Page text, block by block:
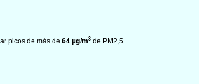
picos de más de 64 µg/m3 de PM2,5